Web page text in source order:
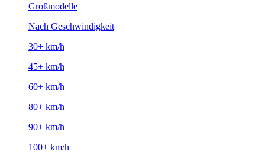
Großmodelle
Nach Geschwindigkeit
30+ km/h
45+ km/h
60+ km/h
80+ km/h
90+ km/h
100+ km/h